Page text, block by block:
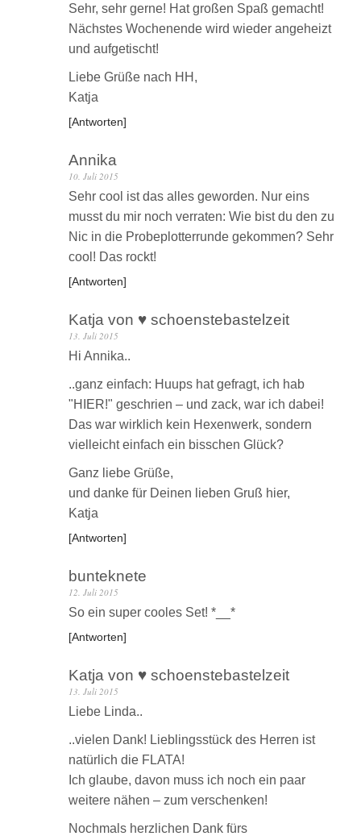
Sehr, sehr gerne! Hat großen Spaß gemacht!
Nächstes Wochenende wird wieder angeheizt
und aufgetischt!
Liebe Grüße nach HH,
Katja
Antworten
Annika
10. Juli 2015
Sehr cool ist das alles geworden. Nur eins
musst du mir noch verraten: Wie bist du den zu
Nic in die Probeplotterrunde gekommen? Sehr
cool! Das rockt!
Antworten
Katja von ♥ schoenstebastelzeit
13. Juli 2015
Hi Annika..
..ganz einfach: Huups hat gefragt, ich hab
"HIER!" geschrien – und zack, war ich dabei!
Das war wirklich kein Hexenwerk, sondern
vielleicht einfach ein bisschen Glück?
Ganz liebe Grüße,
und danke für Deinen lieben Gruß hier,
Katja
Antworten
bunteknete
12. Juli 2015
So ein super cooles Set! *__*
Antworten
Katja von ♥ schoenstebastelzeit
13. Juli 2015
Liebe Linda..
..vielen Dank! Lieblingsstück des Herren ist
natürlich die FLATA!
Ich glaube, davon muss ich noch ein paar
weitere nähen – zum verschenken!
Nochmals herzlichen Dank fürs